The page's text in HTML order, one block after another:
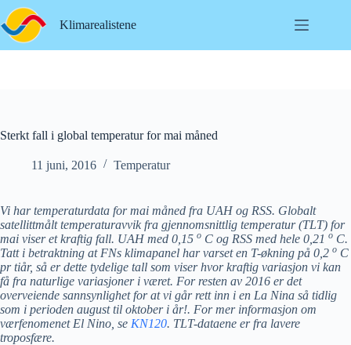
Hopp
til
innholdet
Klimarealistene
Sterkt fall i global temperatur for mai måned
11 juni, 2016 Temperatur
Vi har temperaturdata for mai måned fra UAH og RSS. Globalt
satellittmålt temperaturavvik fra gjennomsnittlig temperatur (TLT) for
mai viser et kraftig fall. UAH med 0,15 o C og RSS med hele 0,21 o C.
Tatt i betraktning at FNs klimapanel har varset en T-økning på 0,2 o C
pr tiår, så er dette tydelige tall som viser hvor kraftig variasjon vi kan
få fra naturlige variasjoner i været. For resten av 2016 er det
overveiende sannsynlighet for at vi går rett inn i en La Nina så tidlig
som i perioden august til oktober i år!. For mer informasjon om
værfenomenet El Nino, se KN120. TLT-dataene er fra lavere
troposfære.